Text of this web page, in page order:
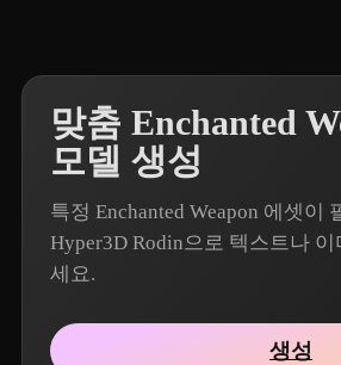
맞춤 Enchanted
모델 생성
특정 Enchanted Weapon 에셋이
Hyper3D Rodin으로 텍스트나
세요.
생성